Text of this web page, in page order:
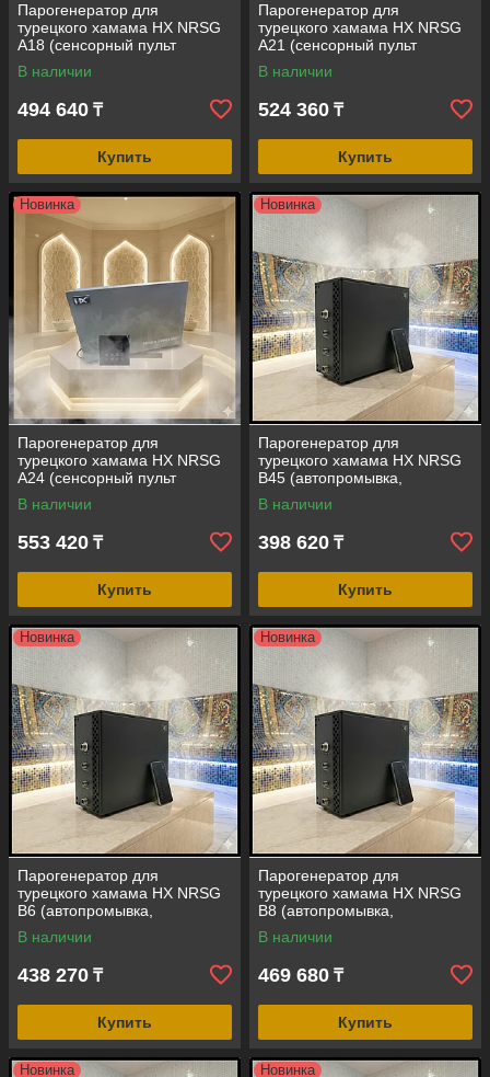
Парогенератор для
турецкого хамама HX NRSG
A18 (сенсорный пульт
управления, мощность = 18
кВт, объем помещения = 12-
В наличии
494 640 ₸
Купить
Парогенератор для
турецкого хамама HX NRSG
A21 (сенсорный пульт
управления, мощность = 21
кВт, объем помещения = 13-
В наличии
524 360 ₸
Купить
Новинка
Парогенератор для
турецкого хамама HX NRSG
A24 (сенсорный пульт
управления, мощность = 24
кВт, объем помещения = 19-
В наличии
553 420 ₸
Купить
Новинка
Парогенератор для
турецкого хамама HX NRSG
B45 (автопромывка,
сенсорный пульт, мощность =
4,5 кВт, объем помещения =
В наличии
398 620 ₸
Купить
Новинка
Парогенератор для
турецкого хамама HX NRSG
B6 (автопромывка,
сенсорный пульт, мощность =
6 кВт, объем помещения = 4-
В наличии
438 270 ₸
Купить
Новинка
Парогенератор для
турецкого хамама HX NRSG
B8 (автопромывка,
сенсорный пульт, мощность =
8 кВт, объем помещения = 6-
В наличии
469 680 ₸
Купить
Новинка Новинка